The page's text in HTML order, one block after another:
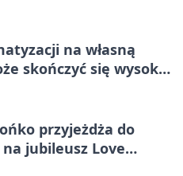
na własną
skończyć się wysoką
przyjeżdża do
jubileusz Love